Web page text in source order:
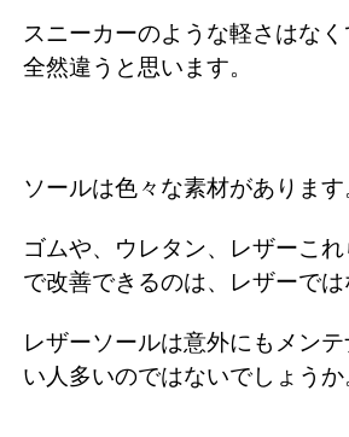
スニーカーのような軽さはな
全然違うと思います。
ソールは色々な素材があります
ゴムや、ウレタン、レザーこ
で改善できるのは、レザーでは
レザーソールは意外にもメン
い人多いのではないでしょうか